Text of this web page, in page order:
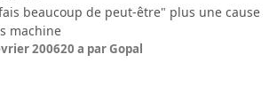
beaucoup de peut-être" plus une cause
machine
200620 a par Gopal